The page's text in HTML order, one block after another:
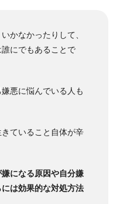
かなかったりして、
誰にでもあることで
悪に悩んでいる人も
ていること自体が辛
嫌になる原因や自分嫌
は効果的な対処方法